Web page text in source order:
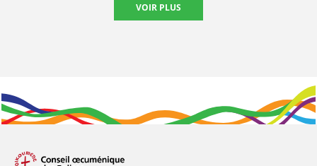
VOIR PLUS